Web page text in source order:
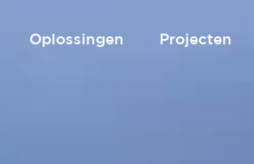
Oplossingen Projecten